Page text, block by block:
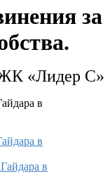
за
«Лидер С»
в
в
в